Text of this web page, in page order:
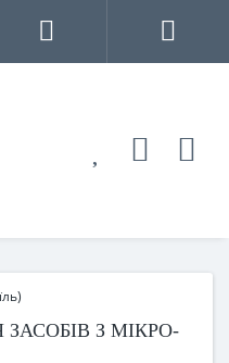
ЗАСОБІВ З МІКРО-